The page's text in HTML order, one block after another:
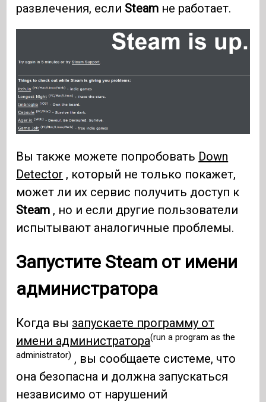
развлечения, если Steam не работает.
Вы также можете попробовать Down
Detector , который не только покажет,
может ли их сервис получить доступ к
Steam , но и если другие пользователи
испытывают аналогичные проблемы.
Запустите Steam от имени
администратора
Когда вы запускаете программу от
имени администратора(run a program as the
administrator) , вы сообщаете системе, что
она безопасна и должна запускаться
независимо от нарушений